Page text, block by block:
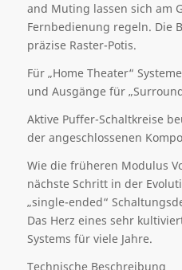
and Muting lassen sich am
Fernbedienung regeln. Die
präzise Raster-Potis.
Für „Home Theater“
und Ausgänge für
Aktive Puffer-Schaltkreise
der angeschlossenen
Wie die früheren Modulus
nächste Schritt in der
„single-ended“
Das Herz eines sehr
Systems für viele Jahre.
Technische Beschreibung